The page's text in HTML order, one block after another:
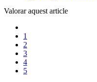
Valorar aquest article
1
2
3
4
5